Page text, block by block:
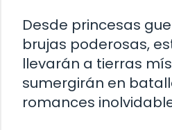
Desde princesas
brujas poderosas,
llevarán a tierras
sumergirán en
romances